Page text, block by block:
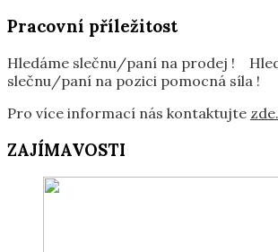
Pracovní příležitost
Hledáme slečnu/paní na prodej !
slečnu/paní na pozici pomocná síla !
Pro více informací nás kontaktujte zde.
ZAJÍMAVOSTI